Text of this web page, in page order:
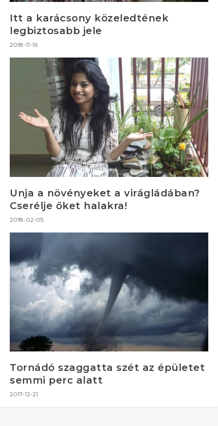
Itt a karácsony közeledtének
legbiztosabb jele
2018-11-16
Unja a növényeket a virágládában?
Cserélje őket halakra!
2018-02-05
Tornádó szaggatta szét az épületet
semmi perc alatt
2017-12-21